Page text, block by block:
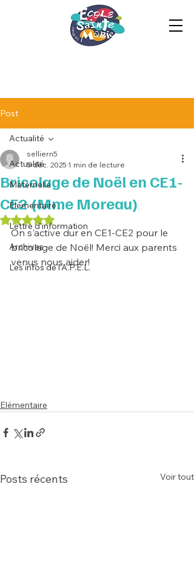
Post
Actualité
Maternelle
Elémentaire
Lettre d'information
Archives
Les infos de l'A.P.E.L.
Actualité
Bricolage de Noël en CE1-
CE2 (Mme Moreau)
selliern5
5 déc. 2025 1 min de lecture
Noté NaN étoiles sur 5.
On s'active dur en CE1-CE2 pour le
bricolage de Noël! Merci aux parents
venus nous aider!
Elémentaire
Posts récents Voir tout